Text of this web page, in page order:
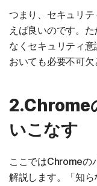
つまり、セキュリ
えば良いのです。
なくセキュリティ
おいても必要不可欠
2.Chrome
いこなす
ここではChromeの
解説します。「知